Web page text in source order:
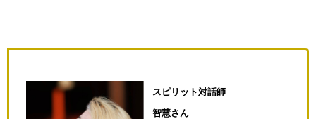
スピリット対話師
智慧さん